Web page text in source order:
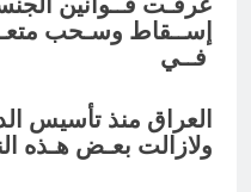
إســقاط وسـحب
فــي
ولازالت بعـض هـذه